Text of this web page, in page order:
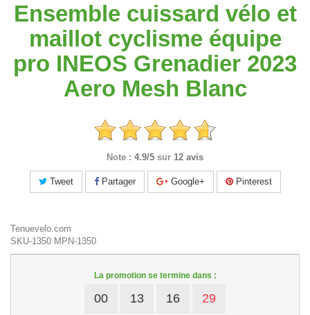
Ensemble cuissard vélo et
maillot cyclisme équipe
pro INEOS Grenadier 2023
Aero Mesh Blanc
Note : 4.9/5 sur 12 avis
Tweet Partager Google+ Pinterest
Tenuevelo.com
SKU-1350 MPN-1350
La promotion se termine dans :
00 13 16 28